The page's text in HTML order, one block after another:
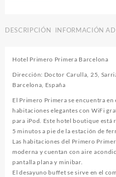
DESCRIPCIÓN INFORMACIÓN
Hotel Primero Primera Barcelona
Dirección: Doctor Carulla, 25,
Barcelona, España
El Primero Primera se encuentra
habitaciones elegantes con WiFi
para iPod. Este hotel boutique está
5 minutos a pie de la estación de
Las habitaciones del Primero
moderna y cuentan con aire
pantalla plana y minibar.
El desayuno buffet se sirve en el